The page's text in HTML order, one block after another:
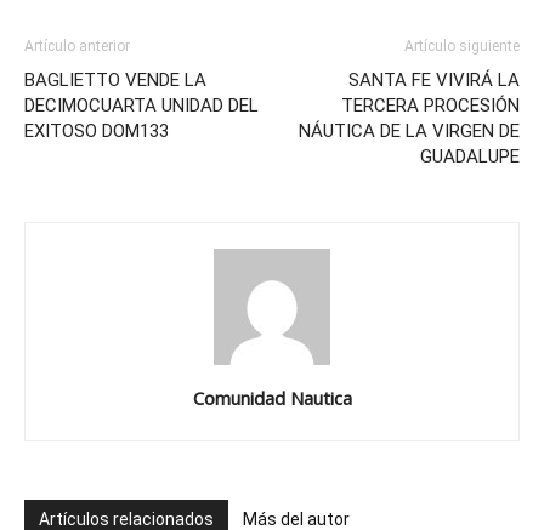
Artículo anterior
BAGLIETTO VENDE LA
DECIMOCUARTA UNIDAD DEL
EXITOSO DOM133
Artículo siguiente
SANTA FE VIVIRÁ LA
TERCERA PROCESIÓN
NÁUTICA DE LA VIRGEN DE
GUADALUPE
Comunidad Nautica
Artículos relacionados Más del autor